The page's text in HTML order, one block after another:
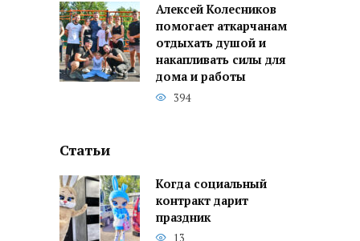
Алексей Колесников
помогает аткарчанам
отдыхать душой и
накапливать силы для
дома и работы
394
Статьи
Когда социальный
контракт дарит
праздник
13